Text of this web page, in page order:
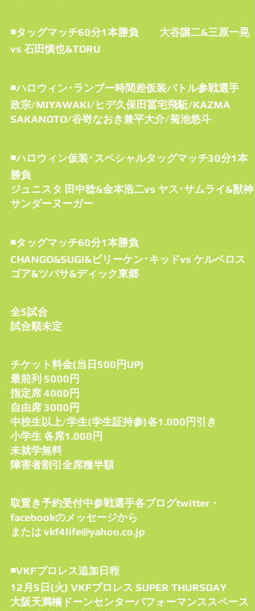
◾タッグマッチ60分1本勝負 大谷譲二&三原一晃
vs 石田慎也&TORU
◾ハロウィン･ランブー時間差仮装バトル参戦選手
政宗/MIYAWAKI/ヒデ久保田冨宅飛駈/KAZMA
SAKANOTO/谷嵜なおき兼平大介/菊池悠斗
◾ハロウィン仮装･スペシャルタッグマッチ30分1本
勝負
ジュニスタ 田中稔&金本浩二vs ヤス･サムライ&獣神
サンダーヌーガー
◾タッグマッチ60分1本勝負
CHANGO&SUGI&ビリーケン･キッドvs ケルベロス
ゴア&ツバサ&ディック東郷
全5試合
試合順未定
チケット料金(当日500円UP)
最前列 5000円
指定席 4000円
自由席 3000円
中校生以上/学生(学生証持参)各1.000円引き
小学生 各席1.000円
未就学無料
障害者割引全席種半額
取置き予約受付中参戦選手各ブログtwitter・
facebookのメッセージ­から
または vkf4life@yahoo.co.jp
◾VKFプロレス追加日程
12月5日(火) VKFプロレス SUPER THURSDAY
大阪天満橋ドーンセンターパフォーマンススペース